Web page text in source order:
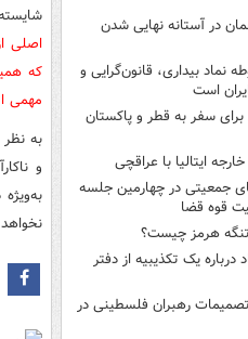
در آستانه نهایی شدن
نماد بیداری، قانون‌گرایی و
است
برای سفر به قطر و پاکستان
ایتالیا با عراقچی
جمعیتی در چهارمین جلسه
قوه قضا
هرمز چیست؟
درباره یک تکذیبیه از دفتر
تصمیمات رهبران فلسطینی در
اصلی
که
مهمی
به
و